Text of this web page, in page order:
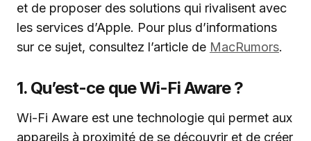
et de proposer des solutions qui rivalisent avec
les services d’Apple. Pour plus d’informations
sur ce sujet, consultez l’article de MacRumors.
1. Qu’est-ce que Wi-Fi Aware ?
Wi-Fi Aware est une technologie qui permet aux
appareils à proximité de se découvrir et de créer